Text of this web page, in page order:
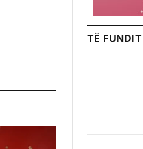
TË FUNDIT